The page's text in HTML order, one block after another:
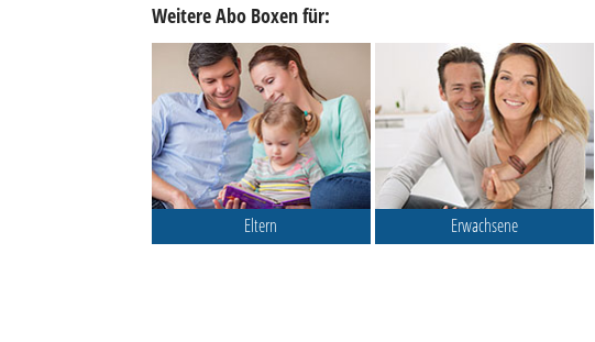
Weitere Abo Boxen für:
Eltern Erwachsene